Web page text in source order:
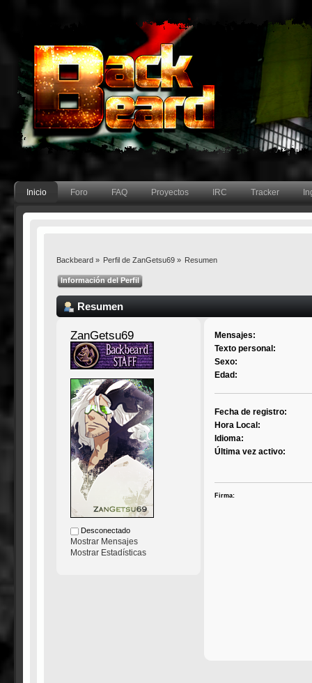
Inicio Foro FAQ Proyectos IRC Tracker
Backbeard» Perfil de ZanGetsu69» Resumen
Información del Perfil
Resumen
ZanGetsu69
Desconectado
Mostrar Mensajes
Mostrar Estadísticas
Mensajes:
Texto personal:
Sexo:
Edad:
Fecha de registro:
Hora Local:
Idioma:
Última vez activo:
Firma: